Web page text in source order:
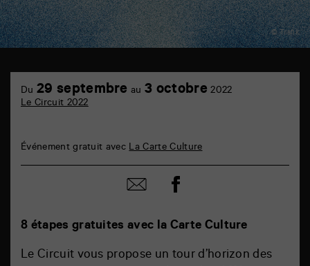
© Trafik
8 étapes gratuites avec la Carte Culture
Le Circuit vous propose un tour d’horizon des
Du 29 septembre au3 octobre 2022
Le Circuit 2022
Événement gratuit avecLa Carte Culture
Partager
par
Partager
sur